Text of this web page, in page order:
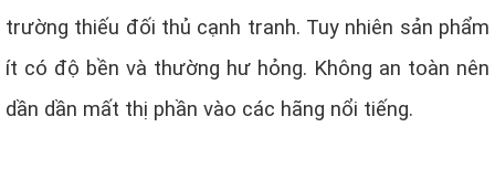
trường thiếu đối thủ cạnh tranh. Tuy nhiên sản phẩm
ít có độ bền và thường hư hỏng. Không an toàn nên
dần dần mất thị phần vào các hãng nổi tiếng.